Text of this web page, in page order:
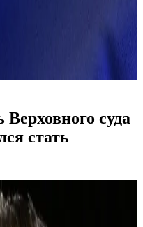
Верховного суда
стать